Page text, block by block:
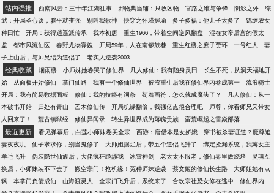
站内强推 西南风云：三十年江湖往事 邪物典当铺：只收凶物 官路之谁与争锋 阴影之外
综
武：开局圣心诀，躺平就变强
别叫我歌神 快穿之怀瑾握瑜 多子多福：他儿子太多了
锦绣农女
种田忙
开局：获得逍遥派传承 我本初唐 重生1966，带着空间逆风翻盘
混在女帝后宫的假太
监
都市风流仙医 春野尤物寡嫂 开局59年，人在南锣鼓巷 重生红楼之庶子贾环 一号红人
妻
子上山后，与师兄结为道侣了
老实人逆袭2003
经典收藏 烟雨楼 小师妹她卷哭了修仙界 凡人修仙：我有随身灵田
长生不死，从洞天福地开
始
从面板开始修仙 掌门仙路 我有一个修仙世界 被渣重生后我在修仙界内卷成第一
流浪骑士
开局：我有简易数据面板
修仙：我的技能有词条 苟着画符，怎么就成魔头了？
凡人修仙：从一
本破书开始
归处有青山 乙木修仙传 开局机缘翻倍，我强亿点很合理吧
师尊，你看师兄又带女
人回来了！
荒古镇狱经 修仙异闻录 转生异世界成为落魄贵族 蛮荒崛起之雷焱部落
最近更新 看见弹幕后，白莲小师妹卷哭全宗 西游：唐僧本是女娇娥
穿书被杀妻证道？魔尊追
妻夜夜哄
仙子求求你，别当鬼修了 大师姐摆烂后，带五个道侣飞升了
绑定捡漏系统，我薅女主
羊毛飞升
伪装隐世仙族后，大佬疯狂跪舔我 冰雪神剑 老太太不服老，修仙界里做烧烤
灵魂互
换后，小师妹装不下去了
搬空宗门！抢机缘！冤种师妹逆袭 蔡文姬的修仙长生路
大师姐她有点
飒
本掌门负债成仙 山海渡灵人 全宗门飞升后，系统来了 合欢宗社恐女修在逃中
修仙界内